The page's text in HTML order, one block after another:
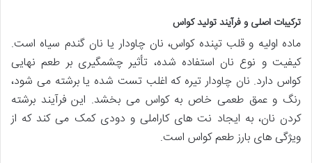
ترکیبات اصلی و فرآیند تولید کواس
ماده اولیه و قلب تپنده کواس، نان چاودار یا نان گندم سیاه است.
کیفیت و نوع نان استفاده شده، تأثیر چشمگیری بر طعم نهایی
کواس دارد. نان چاودار تیره که اغلب تست شده یا برشته می شود،
رنگ و عمق طعمی خاص به کواس می بخشد. این فرآیند برشته
کردن نان، به ایجاد نت های کاراملی و دودی کمک می کند که از
ویژگی های بارز طعم کواس است.